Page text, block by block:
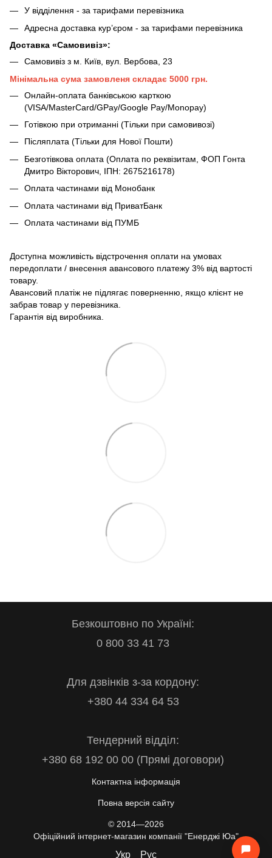
У відділення - за тарифами перевізника
Адресна доставка кур’єром - за тарифами перевізника
Доставка «Самовивіз»:
Самовивіз з м. Київ, вул. Вербова, 23
Мінімальна сума замовленя складає 5000 грн.
Онлайн-оплата банківською карткою
(VISA/MasterCard/GPay/Google Pay/Monopay)
Готівкою при отриманні (Тільки при самовивозі)
Післяплата (Тільки для Нової Пошти)
Безготівкова оплата (Оплата по реквізитам, ФОП Гонта
Дмитро Вікторович, ІПН: 2675216178)
Оплата частинами від Монобанк
Оплата частинами від ПриватБанк
Оплата частинами від ПУМБ
Доступна можливість відстрочення оплати на умовах
передоплати / внесення авансового платежу 3% від вартості
товару.
Авансовий платіж не підлягає поверненню, якщо клієнт не
забрав товар у перевізника.
Гарантія від виробника.
Безкоштовно по Україні:
0 800 33 41 73
Для дзвінків з-за кордону:
+380 44 334 64 53
Тендерний відділ:
+380 68 192 00 00 (Прямі договори)
Контактна інформація
Повна версія сайту
© 2014—2026
Офіційний інтернет-магазин компанії "Енерджі Юа"
Укр Рус